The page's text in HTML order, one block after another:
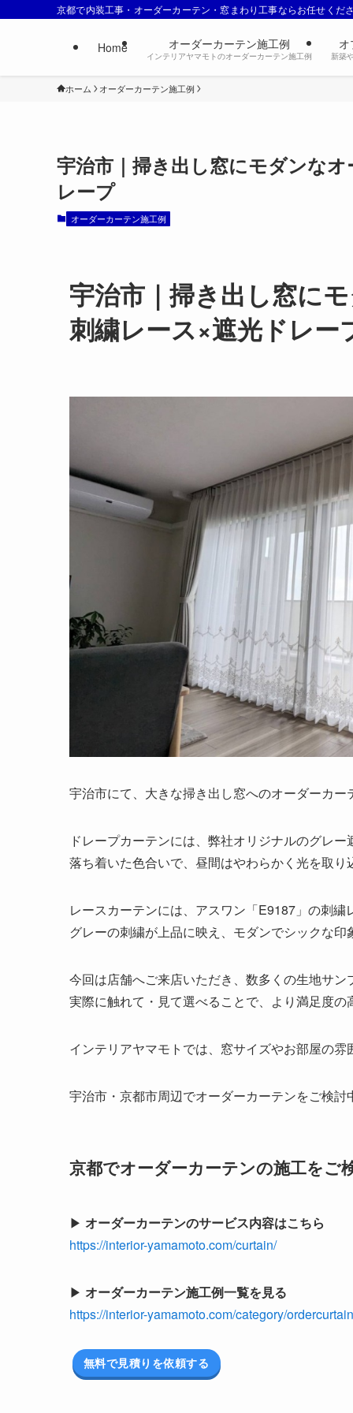
京都で内装工事・オーダーカーテン・窓まわり工事ならお任せくだ
Home オーダーカーテン施工例
インテリアヤマモトのオーダーカーテン施工例 新築
ホーム オーダーカーテン施工例
宇治市｜掃き出し窓にモダンな
レープ
オーダーカーテン施工例
宇治市｜掃き出し窓に
刺繍レース×遮光ドレー
宇治市にて、大きな掃き出し窓へのオーダーカー
ドレープカーテンには、弊社オリジナルのグレー
落ち着いた色合いで、昼間はやわらかく光を取り
レースカーテンには、アスワン「E9187」の刺繍
グレーの刺繍が上品に映え、モダンでシックな印
今回は店舗へご来店いただき、数多くの生地サン
実際に触れて・見て選べることで、より満足度の
インテリアヤマモトでは、窓サイズやお部屋の雰
宇治市・京都市周辺でオーダーカーテンをご検討
京都でオーダーカーテンの施工をご
▶ オーダーカーテンのサービス内容はこちら
https://interior-yamamoto.com/curtain/
▶ オーダーカーテン施工例一覧を見る
https://interior-yamamoto.com/category/
無料で見積りを依頼する